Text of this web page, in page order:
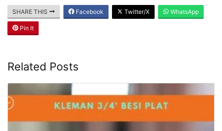
SHARE THIS Facebook Twitter/X WhatsApp
Pin It
Related Posts